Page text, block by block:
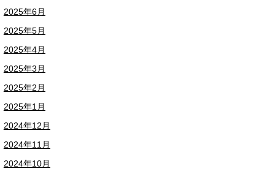
2025年6月
2025年5月
2025年4月
2025年3月
2025年2月
2025年1月
2024年12月
2024年11月
2024年10月